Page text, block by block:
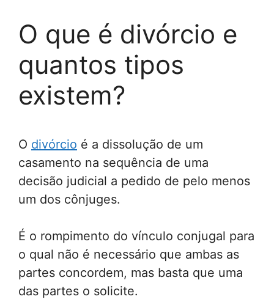
O que é divórcio e
quantos tipos
existem?
O divórcio é a dissolução de um
casamento na sequência de uma
decisão judicial a pedido de pelo menos
um dos cônjuges.
É o rompimento do vínculo conjugal para
o qual não é necessário que ambas as
partes concordem, mas basta que uma
das partes o solicite.